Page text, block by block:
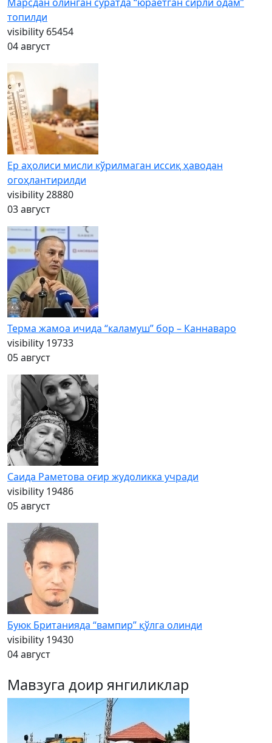
топилди
visibility 65454
04 август
Ер аҳолиси мисли кўрилмаган иссиқ ҳаводан
огоҳлантирилди
visibility28880
03 август
Терма жамоа ичида “каламуш” бор – Каннаваро
visibility 19733
05 август
Саида Раметова оғир жудоликка учради
visibility 19486
05 август
Буюк Британияда “вампир” қўлга олинди
visibility 19430
04 август
Мавзуга доир янгиликлар